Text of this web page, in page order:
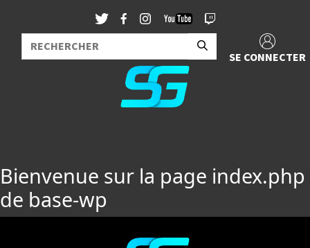
SE CONNECTER
Bienvenue sur la page index.php
de base-wp